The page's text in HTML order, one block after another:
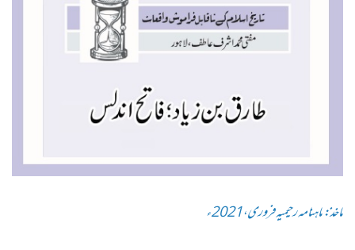
ماخذ: ماہنامہ رحیمیہ فروری،2021ء